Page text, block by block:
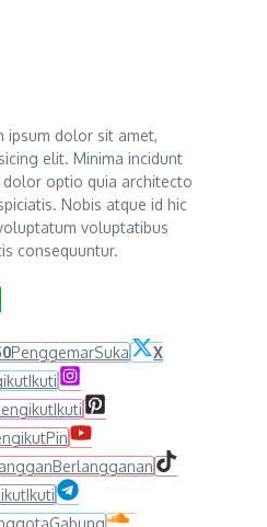
ipsum dolor sit amet,
elit. Minima incidunt
optio quia architecto
Nobis atque id hic
voluptatibus
consequuntur.
PenggemarSuka
X
Ikuti
Ikuti
Pin
Berlangganan
Ikuti
Gabung